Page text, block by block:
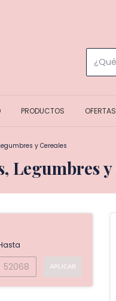
PRODUCTOS
y Cereales
Legumbres y
APLICAR